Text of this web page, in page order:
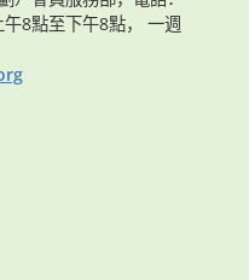
8點至下午8點， 一週